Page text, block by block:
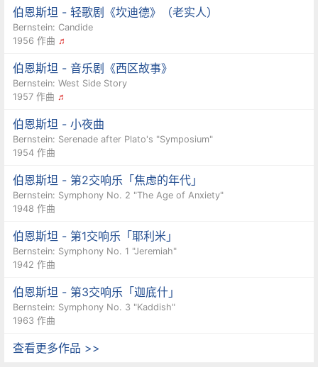
伯恩斯坦 - 轻歌剧《坎迪德》（老实人）
Bernstein: Candide
1956 作曲 ♬
伯恩斯坦 - 音乐剧《西区故事》
Bernstein: West Side Story
1957 作曲 ♬
伯恩斯坦 - 小夜曲
Bernstein: Serenade after Plato's "Symposium"
1954 作曲
伯恩斯坦 - 第2交响乐「焦虑的年代」
Bernstein: Symphony No. 2 "The Age of Anxiety"
1948 作曲
伯恩斯坦 - 第1交响乐「耶利米」
Bernstein: Symphony No. 1 "Jeremiah"
1942 作曲
伯恩斯坦 - 第3交响乐「迦底什」
Bernstein: Symphony No. 3 "Kaddish"
1963 作曲
查看更多作品 >>